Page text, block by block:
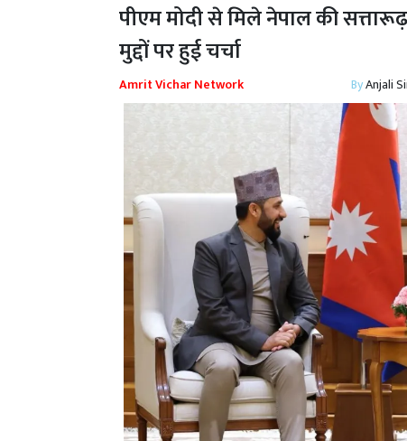
पीएम मोदी से मिले नेपाल की
मुद्दों पर हुई चर्चा
Amrit Vichar Network ByAnjali